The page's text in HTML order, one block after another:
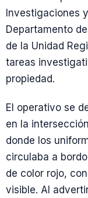
Investigaciones
Departamento
de la Unidad
tareas
propiedad.
El operativo se
en la
donde los
circulaba a
de color rojo,
visible. Al